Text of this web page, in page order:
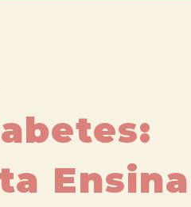
Ensina